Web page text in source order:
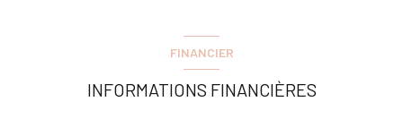
Chauffage individuel : convecteur (electrique)
FINANCIER
INFORMATIONS FINANCIÈRES